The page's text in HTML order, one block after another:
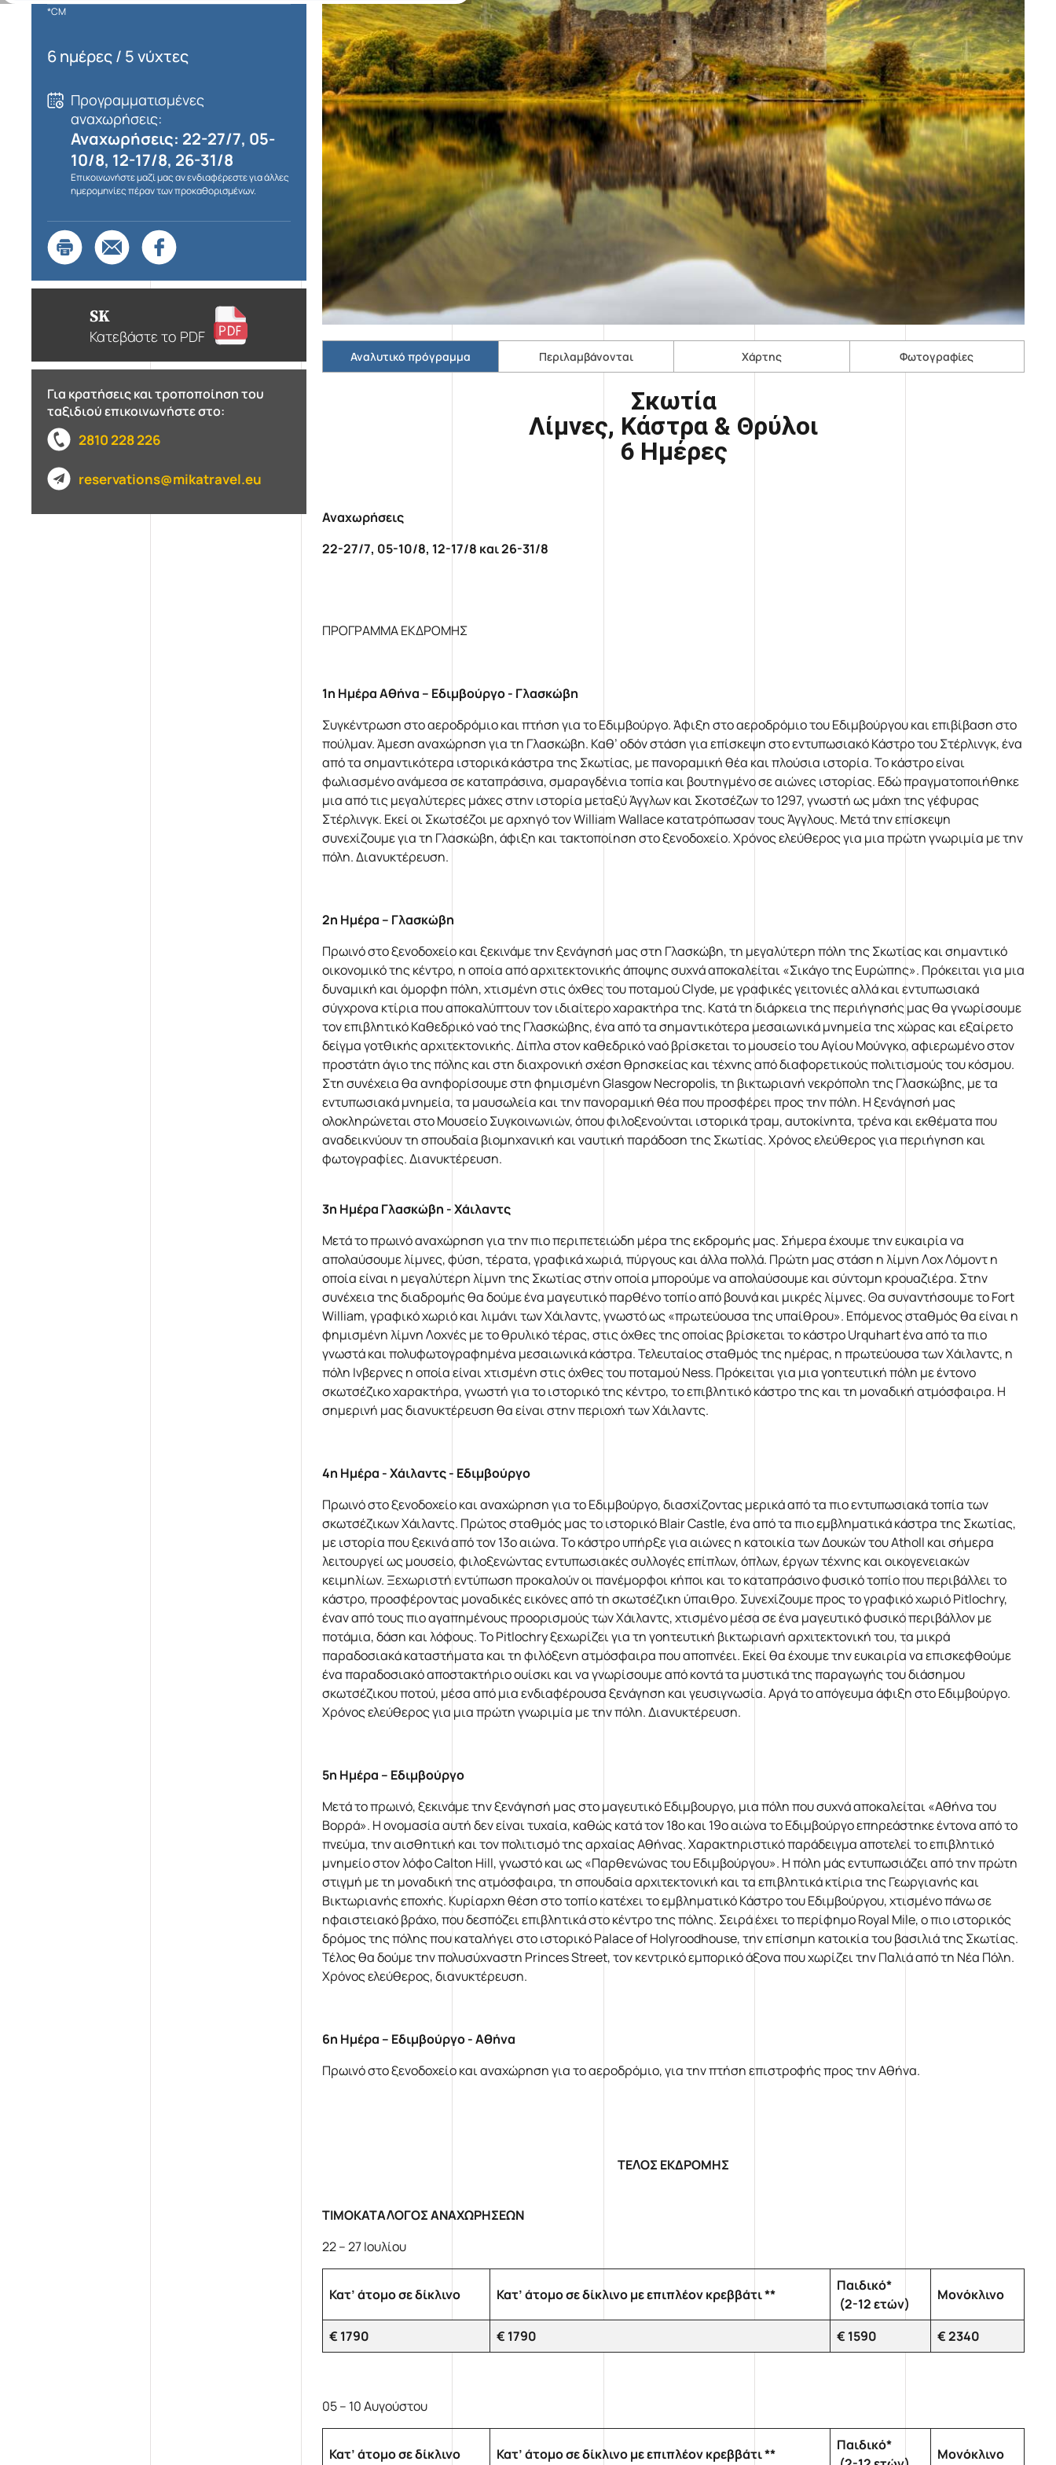
Φθινόπωρο 2026
Mika's Exclusive
Groups
*CM
6 ημέρες / 5 νύχτες
Προγραμματισμένες
αναχωρήσεις:
Αναχωρήσεις: 22-27/7, 05-
10/8, 12-17/8, 26-31/8
Επικοινωνήστε μαζί μας αν ενδιαφέρεστε για άλλες
ημερομηνίες πέραν των προκαθορισμένων.
SK
Κατεβάστε το PDF
Για κρατήσεις και τροποποίηση του
ταξιδιού επικοινωνήστε στο:
2810 228 226
reservations@mikatravel.eu
Αναλυτικό πρόγραμμα Περιλαμβάνονται Χάρτης Φωτογραφίες
Σκωτία
Λίμνες, Κάστρα & Θρύλοι
6 Ημέρες
Αναχωρήσεις
22-27/7, 05-10/8, 12-17/8 και 26-31/8
ΠΡΟΓΡΑΜΜΑ ΕΚΔΡΟΜΗΣ
1η Ημέρα Αθήνα – Εδιμβούργο - Γλασκώβη
Συγκέντρωση στο αεροδρόμιο και πτήση για το Εδιμβούργο. Άφιξη στο αεροδρόμιο του Εδιμβούργου και επιβίβαση στο
πούλμαν. Άμεση αναχώρηση για τη Γλασκώβη. Καθ’ οδόν στάση για επίσκεψη στο εντυπωσιακό Κάστρο του Στέρλινγκ, ένα
από τα σημαντικότερα ιστορικά κάστρα της Σκωτίας, με πανοραμική θέα και πλούσια ιστορία. Το κάστρο είναι
φωλιασμένο ανάμεσα σε καταπράσινα, σμαραγδένια τοπία και βουτηγμένο σε αιώνες ιστορίας. Εδώ πραγματοποιήθηκε
μια από τις μεγαλύτερες μάχες στην ιστορία μεταξύ Άγγλων και Σκοτσέζων το 1297, γνωστή ως μάχη της γέφυρας
Στέρλινγκ. Εκεί οι Σκωτσέζοι με αρχηγό τον William Wallace κατατρόπωσαν τους Άγγλους. Μετά την επίσκεψη
συνεχίζουμε για τη Γλασκώβη, άφιξη και τακτοποίηση στο ξενοδοχείο. Χρόνος ελεύθερος για μια πρώτη γνωριμία με την
πόλη. Διανυκτέρευση.
2η Ημέρα – Γλασκώβη
Πρωινό στο ξενοδοχείο και ξεκινάμε την ξενάγησή μας στη Γλασκώβη, τη μεγαλύτερη πόλη της Σκωτίας και σημαντικό
οικονομικό της κέντρο, η οποία από αρχιτεκτονικής άποψης συχνά αποκαλείται «Σικάγο της Ευρώπης». Πρόκειται για μια
δυναμική και όμορφη πόλη, χτισμένη στις όχθες του ποταμού Clyde, με γραφικές γειτονιές αλλά και εντυπωσιακά
σύγχρονα κτίρια που αποκαλύπτουν τον ιδιαίτερο χαρακτήρα της. Κατά τη διάρκεια της περιήγησής μας θα γνωρίσουμε
τον επιβλητικό Καθεδρικό ναό της Γλασκώβης, ένα από τα σημαντικότερα μεσαιωνικά μνημεία της χώρας και εξαίρετο
δείγμα γοτθικής αρχιτεκτονικής. Δίπλα στον καθεδρικό ναό βρίσκεται το μουσείο του Αγίου Μούνγκο, αφιερωμένο στον
προστάτη άγιο της πόλης και στη διαχρονική σχέση θρησκείας και τέχνης από διαφορετικούς πολιτισμούς του κόσμου.
Στη συνέχεια θα ανηφορίσουμε στη φημισμένη Glasgow Necropolis, τη βικτωριανή νεκρόπολη της Γλασκώβης, με τα
εντυπωσιακά μνημεία, τα μαυσωλεία και την πανοραμική θέα που προσφέρει προς την πόλη. Η ξενάγησή μας
ολοκληρώνεται στο Μουσείο Συγκοινωνιών, όπου φιλοξενούνται ιστορικά τραμ, αυτοκίνητα, τρένα και εκθέματα που
αναδεικνύουν τη σπουδαία βιομηχανική και ναυτική παράδοση της Σκωτίας. Χρόνος ελεύθερος για περιήγηση και
φωτογραφίες. Διανυκτέρευση.
3η Ημέρα Γλασκώβη - Χάιλαντς
Μετά το πρωινό αναχώρηση για την πιο περιπετειώδη μέρα της εκδρομής μας. Σήμερα έχουμε την ευκαιρία να
απολαύσουμε λίμνες, φύση, τέρατα, γραφικά χωριά, πύργους και άλλα πολλά. Πρώτη μας στάση η λίμνη Λοχ Λόμοντ η
οποία είναι η μεγαλύτερη λίμνη της Σκωτίας στην οποία μπορούμε να απολαύσουμε και σύντομη κρουαζιέρα. Στην
συνέχεια της διαδρομής θα δούμε ένα μαγευτικό παρθένο τοπίο από βουνά και μικρές λίμνες. Θα συναντήσουμε το Fort
William, γραφικό χωριό και λιμάνι των Χάιλαντς, γνωστό ως «πρωτεύουσα της υπαίθρου». Επόμενος σταθμός θα είναι η
φημισμένη λίμνη Λοχνές με το θρυλικό τέρας, στις όχθες της οποίας βρίσκεται το κάστρο Urquhart ένα από τα πιο
γνωστά και πολυφωτογραφημένα μεσαιωνικά κάστρα. Τελευταίος σταθμός της ημέρας, η πρωτεύουσα των Χάιλαντς, η
πόλη Ινβερνες η οποία είναι χτισμένη στις όχθες του ποταμού Ness. Πρόκειται για μια γοητευτική πόλη με έντονο
σκωτσέζικο χαρακτήρα, γνωστή για το ιστορικό της κέντρο, το επιβλητικό κάστρο της και τη μοναδική ατμόσφαιρα. Η
σημερινή μας διανυκτέρευση θα είναι στην περιοχή των Χάιλαντς.
4η Ημέρα - Χάιλαντς - Εδιμβούργο
Πρωινό στο ξενοδοχείο και αναχώρηση για το Εδιμβούργο, διασχίζοντας μερικά από τα πιο εντυπωσιακά τοπία των
σκωτσέζικων Χάιλαντς. Πρώτος σταθμός μας το ιστορικό Blair Castle, ένα από τα πιο εμβληματικά κάστρα της Σκωτίας,
με ιστορία που ξεκινά από τον 13ο αιώνα. Το κάστρο υπήρξε για αιώνες η κατοικία των Δουκών του Atholl και σήμερα
λειτουργεί ως μουσείο, φιλοξενώντας εντυπωσιακές συλλογές επίπλων, όπλων, έργων τέχνης και οικογενειακών
κειμηλίων. Ξεχωριστή εντύπωση προκαλούν οι πανέμορφοι κήποι και το καταπράσινο φυσικό τοπίο που περιβάλλει το
κάστρο, προσφέροντας μοναδικές εικόνες από τη σκωτσέζικη ύπαιθρο. Συνεχίζουμε προς το γραφικό χωριό Pitlochry,
έναν από τους πιο αγαπημένους προορισμούς των Χάιλαντς, χτισμένο μέσα σε ένα μαγευτικό φυσικό περιβάλλον με
ποτάμια, δάση και λόφους. Το Pitlochry ξεχωρίζει για τη γοητευτική βικτωριανή αρχιτεκτονική του, τα μικρά
παραδοσιακά καταστήματα και τη φιλόξενη ατμόσφαιρα που αποπνέει. Εκεί θα έχουμε την ευκαιρία να επισκεφθούμε
ένα παραδοσιακό αποστακτήριο ουίσκι και να γνωρίσουμε από κοντά τα μυστικά της παραγωγής του διάσημου
σκωτσέζικου ποτού, μέσα από μια ενδιαφέρουσα ξενάγηση και γευσιγνωσία. Αργά το απόγευμα άφιξη στο Εδιμβούργο.
Χρόνος ελεύθερος για μια πρώτη γνωριμία με την πόλη. Διανυκτέρευση.
5η Ημέρα – Εδιμβούργο
Μετά το πρωινό, ξεκινάμε την ξενάγησή μας στο μαγευτικό Εδιμβουργο, μια πόλη που συχνά αποκαλείται «Αθήνα του
Βορρά». Η ονομασία αυτή δεν είναι τυχαία, καθώς κατά τον 18ο και 19ο αιώνα το Εδιμβούργο επηρεάστηκε έντονα από το
πνεύμα, την αισθητική και τον πολιτισμό της αρχαίας Αθήνας. Χαρακτηριστικό παράδειγμα αποτελεί το επιβλητικό
μνημείο στον λόφο Calton Hill, γνωστό και ως «Παρθενώνας του Εδιμβούργου». Η πόλη μάς εντυπωσιάζει από την πρώτη
στιγμή με τη μοναδική της ατμόσφαιρα, τη σπουδαία αρχιτεκτονική και τα επιβλητικά κτίρια της Γεωργιανής και
Βικτωριανής εποχής. Κυρίαρχη θέση στο τοπίο κατέχει το εμβληματικό Κάστρο του Εδιμβούργου, χτισμένο πάνω σε
ηφαιστειακό βράχο, που δεσπόζει επιβλητικά στο κέντρο της πόλης. Σειρά έχει το περίφημο Royal Mile, ο πιο ιστορικός
δρόμος της πόλης που καταλήγει στο ιστορικό Palace of Holyroodhouse, την επίσημη κατοικία του βασιλιά της Σκωτίας.
Τέλος θα δούμε την πολυσύχναστη Princes Street, τον κεντρικό εμπορικό άξονα που χωρίζει την Παλιά από τη Νέα Πόλη.
Χρόνος ελεύθερος, διανυκτέρευση.
6η Ημέρα – Εδιμβούργο- Αθήνα
Πρωινό στο ξενοδοχείο και αναχώρηση για το αεροδρόμιο, για την πτήση επιστροφής προς την Αθήνα.
ΤΕΛΟΣ ΕΚΔΡΟΜΗΣ
ΤΙΜΟΚΑΤΑΛΟΓΟΣ ΑΝΑΧΩΡΗΣΕΩΝ
22 – 27 Ιουλίου
Κατ’ άτομο σε δίκλινο Κατ’ άτομο σε δίκλινο με επιπλέον κρεββάτι **
Παιδικό*
(2-12 ετών)
Μονόκλινο
€ 1790 € 1790 € 1590 € 2340
05 – 10 Αυγούστου
Κατ’ άτομο σε δίκλινο Κατ’ άτομο σε δίκλινο με επιπλέον κρεββάτι **
Παιδικό*
Μονόκλινο